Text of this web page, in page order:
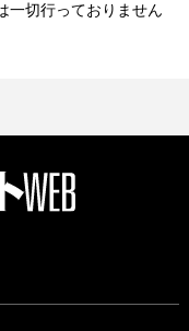
一切行っておりません